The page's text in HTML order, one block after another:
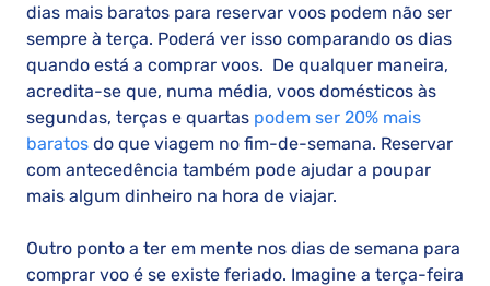
dias mais baratos para reservar voos podem não ser
sempre à terça. Poderá ver isso comparando os dias
quando está a comprar voos. De qualquer maneira,
acredita-se que, numa média, voos domésticos às
segundas, terças e quartas podem ser 20% mais
baratos do que viagem no fim-de-semana. Reservar
com antecedência também pode ajudar a poupar
mais algum dinheiro na hora de viajar.
Outro ponto a ter em mente nos dias de semana para
comprar voo é se existe feriado. Imagine a terça-feira